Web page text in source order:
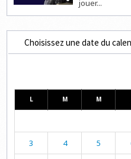
jouer...
Choisissez une date du
L M M
3 4 5